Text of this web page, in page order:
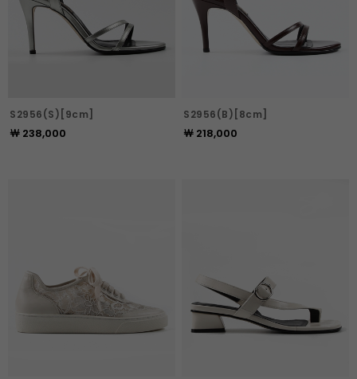
S2956(S)[9cm]
￦ 238,000
S2956(B)[8cm]
￦ 218,000